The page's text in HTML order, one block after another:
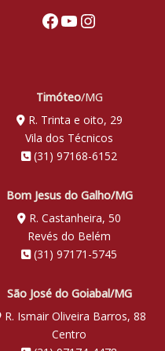
Facebook
Youtube
Instagram
Timóteo/MG
R. Trinta e oito, 29
Vila dos Técnicos
(31) 97168-6152
Bom Jesus do Galho/MG
R. Castanheira, 50
Revés do Belém
(31) 97171-5745
São José do Goiabal/MG
R. Ismair Oliveira Barros, 88
Centro